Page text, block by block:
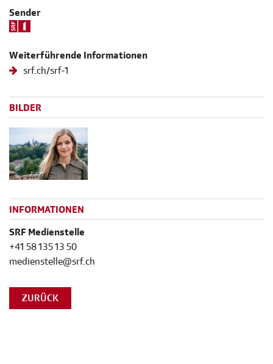
Sender
Weiterführende Informationen
srf.ch/srf-1
BILDER
INFORMATIONEN
SRF Medienstelle
+41 58 135 13 50
medienstelle@srf.ch
ZURÜCK